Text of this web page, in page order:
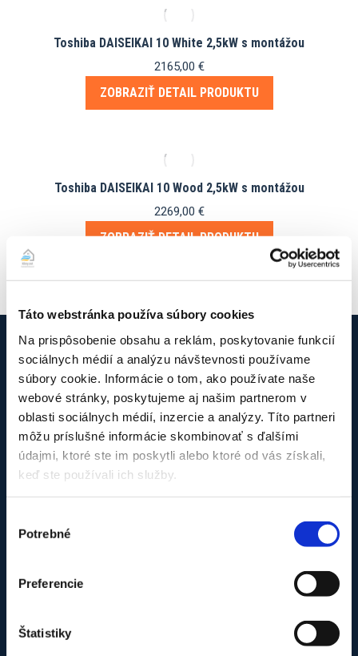
Táto webstránka používa súbory cookies
Na prispôsobenie obsahu a reklám, poskytovanie funkcií
sociálnych médií a analýzu návštevnosti používame
súbory cookie. Informácie o tom, ako používate naše
webové stránky, poskytujeme aj našim partnerom v
oblasti sociálnych médií, inzercie a analýzy. Títo partneri
môžu príslušné informácie skombinovať s ďalšími
údajmi, ktoré ste im poskytli alebo ktoré od vás získali,
keď ste používali ich služby.
súhlasu
Potrebné
Preferencie
Štatistiky
Toshiba DAISEIKAI 10 White 2,5kW s montážou
2165,00 €
ZOBRAZIŤ DETAIL PRODUKTU
Toshiba DAISEIKAI 10 Wood 2,5kW s montážou
2269,00 €
ZOBRAZIŤ DETAIL PRODUKTU
O firme Klimy.net
Sme tu pre Vás už viac ako 12 rokov, ak potrebujete
profesionálnu montáž alebo servis klimatizácií a tepelných
čerpadiel. Pôsobíme v Bratislavskom a Trnavskom kraji (iné
oblasti podľa dohody). Pridajte sa k našim spokojným
zákazníkom aj Vy. Sme Klimy.net – poradíme, namontujete a
Nie je firma ako firma – naše oprávnenia :
Overenie odborných vedomostí
Doklad o certifikácii TČ